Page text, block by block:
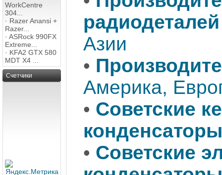
WorkCentre
304...
· Razer Anansi +
Razer...
· ASRock 990FX
Extreme...
· KFA2 GTX 580
MDT X4 ...
Счетчики
Азии
•
Америка,
• Советские
конденсаторы
• Советские